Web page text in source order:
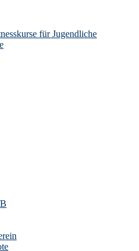
für Jugendliche